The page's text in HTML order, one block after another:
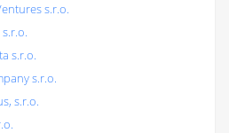
s.r.o.
s.r.o.
s.r.o.
s.r.o.